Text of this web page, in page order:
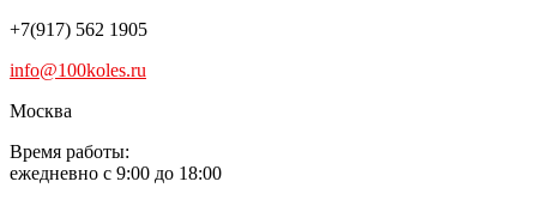
+7(917) 562 1905
info@100koles.ru
Москва
Время работы:
ежедневно с 9:00 до 18:00